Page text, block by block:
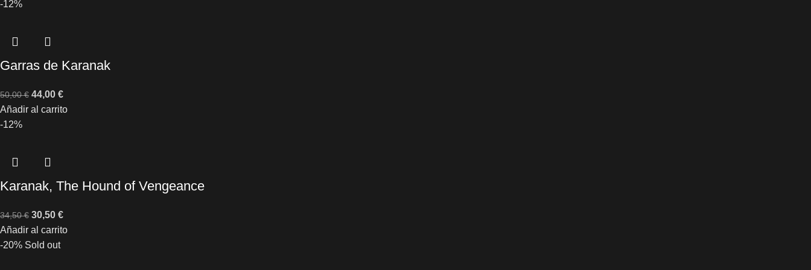
-12%
Garras de Karanak
50,00€ 44,00 €
Añadir al carrito
-12%
Karanak, The Hound of Vengeance
34,50€ 30,50 €
Añadir al carrito
-20% Sold out